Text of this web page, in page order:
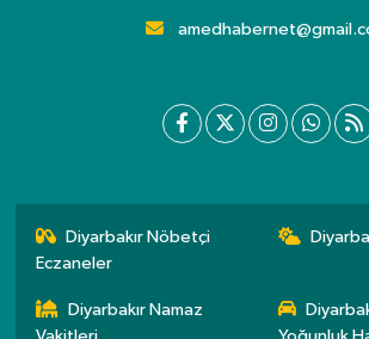
Diyarbakır Nöbetçi
Eczaneler
Diyarbakır Namaz